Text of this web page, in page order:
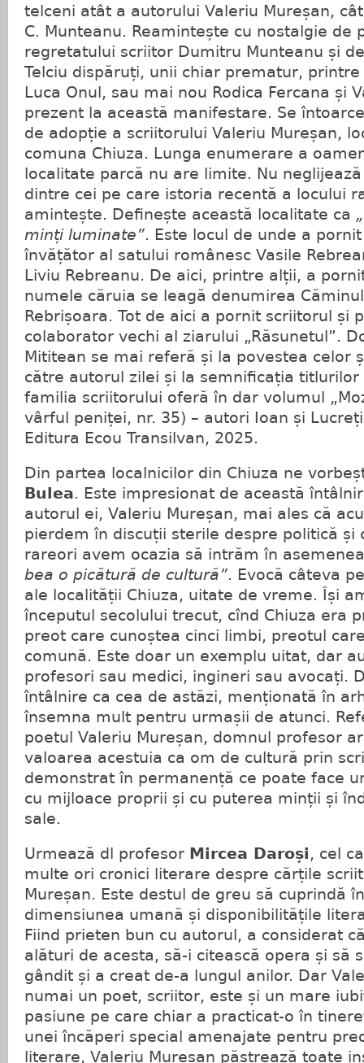
telceni atât a autorului Valeriu Mureșan,
C. Munteanu. Reamintește cu nostalgie de
regretatului scriitor Dumitru Munteanu și
Telciu dispăruți, unii chiar prematur, printre
Luca Onul, sau mai nou Rodica Fercana și
prezent la această manifestare. Se
de adopție a scriitorului Valeriu Mureșan,
comuna Chiuza. Lunga enumerare a
localitate parcă nu are limite. Nu
dintre cei pe care istoria recentă a locului
amintește. Definește această localitate ca
minți luminate”. Este locul de unde a
învățător al satului românesc Vasile
Liviu Rebreanu. De aici, printre alții, a
numele căruia se leagă denumirea
Rebrișoara. Tot de aici a pornit scriitorul și
colaborator vechi al ziarului „Răsunetul”.
Mititean se mai referă și la povestea celor
către autorul zilei și la semnificația titlurilor
familia scriitorului oferă în dar volumul
vârful peniței, nr. 35) – autori Ioan și
Editura Ecou Transilvan, 2025.
Din partea localnicilor din Chiuza ne
Bulea. Este impresionat de această
autorul ei, Valeriu Mureșan, mai ales că
pierdem în discuții sterile despre politică și
rareori avem ocazia să intrăm în
bea o picătură de cultură”. Evocă câteva
ale localității Chiuza, uitate de vreme. Își
începutul secolului trecut, cînd Chiuza era
preot care cunoștea cinci limbi, preotul
comună. Este doar un exemplu uitat, dar
profesori sau medici, ingineri sau avocați.
întâlnire ca cea de astăzi, menționată în
însemna mult pentru urmașii de atunci.
poetul Valeriu Mureșan, domnul profesor
valoarea acestuia ca om de cultură prin
demonstrat în permanență ce poate face
cu mijloace proprii și cu puterea minții și
sale.
Urmează dl profesor Mircea Daroși, cel
multe ori cronici literare despre cărțile
Mureșan. Este destul de greu să cuprindă
dimensiunea umană și disponibilitățile
Fiind prieten bun cu autorul, a considerat
alături de acesta, să-i citească opera și să
gândit și a creat de-a lungul anilor. Dar
numai un poet, scriitor, este și un mare
pasiune pe care chiar a practicat-o în
unei încăperi special amenajate pentru
literare, Valeriu Mureșan păstrează toate